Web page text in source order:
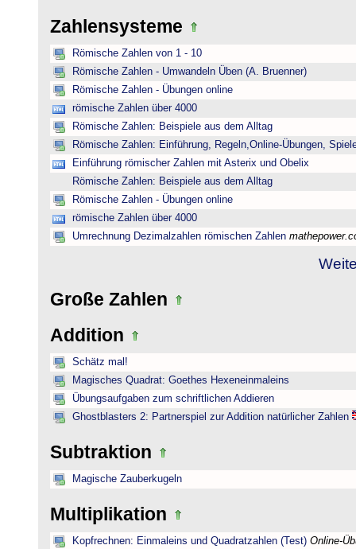
Zahlensysteme
Römische Zahlen von 1 - 10
Römische Zahlen - Umwandeln Üben (A. Bruenner)
Römische Zahlen - Übungen online
römische Zahlen über 4000
Römische Zahlen: Beispiele aus dem Alltag
Römische Zahlen: Einführung, Regeln,Online-Übungen,
Einführung römischer Zahlen mit Asterix und Obelix
Römische Zahlen: Beispiele aus dem Alltag
Römische Zahlen - Übungen online
römische Zahlen über 4000
Umrechnung Dezimalzahlen römischen Zahlen
Große Zahlen
Addition
Schätz mal!
Magisches Quadrat: Goethes Hexeneinmaleins
Übungsaufgaben zum schriftlichen Addieren
Ghostblasters 2: Partnerspiel zur Addition natürlicher Zahlen
Subtraktion
Magische Zauberkugeln
Multiplikation
Kopfrechnen: Einmaleins und Quadratzahlen (Test) Online-